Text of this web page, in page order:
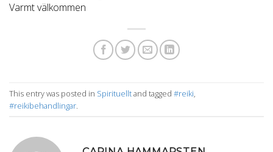
Varmt välkommen
This entry was posted in Spirituelltand tagged #reiki,
#reikibehandlingar.